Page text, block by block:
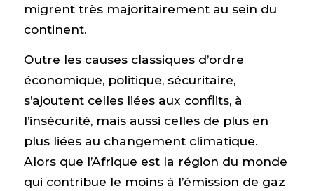
migrent très majoritairement au sein du
continent.
Outre les causes classiques d’ordre
économique, politique, sécuritaire,
s’ajoutent celles liées aux conflits, à
l’insécurité, mais aussi celles de plus en
plus liées au changement climatique.
Alors que l’Afrique est la région du monde
qui contribue le moins à l’émission de gaz